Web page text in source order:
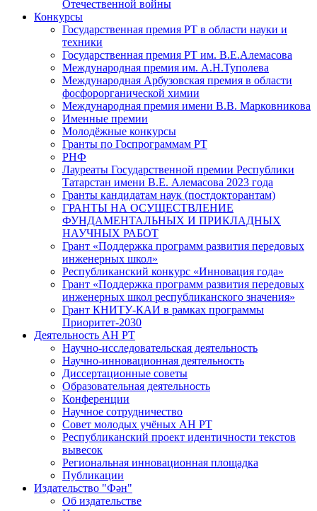
Отечественной войны
Конкурсы
Государственная премия РТ в области науки и
техники
Государственная премия РТ им. В.Е.Алемасова
Международная премия им. А.Н.Туполева
Международная Арбузовская премия в области
фосфорорганической химии
Международная премия имени В.В. Марковникова
Именные премии
Молодёжные конкурсы
Гранты по Госпрограммам РТ
РНФ
Лауреаты Государственной премии Республики
Татарстан имени В.Е. Алемасова 2023 года
Гранты кандидатам наук (постдокторантам)
ГРАНТЫ НА ОСУЩЕСТВЛЕНИЕ
ФУНДАМЕНТАЛЬНЫХ И ПРИКЛАДНЫХ
НАУЧНЫХ РАБОТ
Грант «Поддержка программ развития передовых
инженерных школ»
Республиканский конкурс «Инновация года»
Грант «Поддержка программ развития передовых
инженерных школ республиканского значения»
Грант КНИТУ-КАИ в рамках программы
Приоритет-2030
Деятельность АН РТ
Научно-исследовательская деятельность
Научно-инновационная деятельность
Диссертационные советы
Образовательная деятельность
Конференции
Научное сотрудничество
Совет молодых учёных АН РТ
Республиканский проект идентичности текстов
вывесок
Региональная инновационная площадка
Публикации
Издательство "Фән"
Об издательстве